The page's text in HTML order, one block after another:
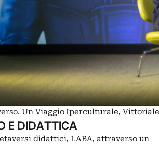
Un Viaggio Iperculturale,
E DIDATTICA
didattici, LABA, attraverso un